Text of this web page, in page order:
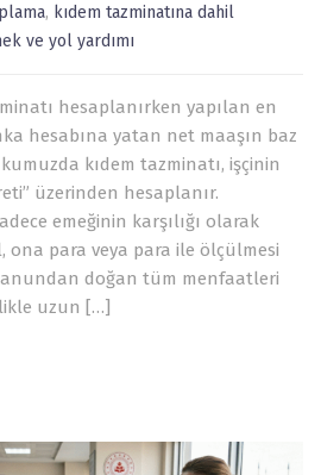
, kıdem tazminatına dahil
ve yol yardımı
hesaplanırken yapılan en
hesabına yatan net maaşın baz
kıdem tazminatı, işçinin
üzerinden hesaplanır.
emeğinin karşılığı olarak
ona para veya para ile ölçülmesi
doğan tüm menfaatleri
uzun […]